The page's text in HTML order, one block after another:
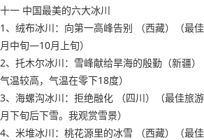
十一 中国最美的六大冰川
1、绒布冰川：向第一高峰告别 （西藏）（最
月中旬―10月上旬）
2、托木尔冰川：雪峰献给旱海的殷勤（新疆
气温较高，气温在零下18度）
3、海螺沟冰川：拒绝融化 （四川）（最佳旅
月下旬后下雪。我观赏雪景）
4、米堆冰川：桃花源里的冰雪 （西藏）（最